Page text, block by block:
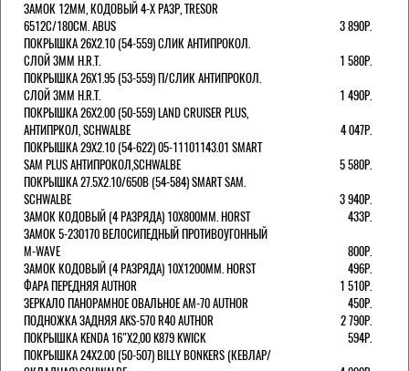
ЗАМОК 12ММ, КОДОВЫЙ 4-Х РАЗР, TRESOR
6512C/180СМ. ABUS
3 890Р.
ПОКРЫШКА 26X2.10 (54-559) СЛИК АНТИПРОКОЛ.
СЛОЙ 3ММ H.R.T.
1 580Р.
ПОКРЫШКА 26X1.95 (53-559) П/СЛИК АНТИПРОКОЛ.
СЛОЙ 3ММ H.R.T.
1 490Р.
ПОКРЫШКА 26X2.00 (50-559) LAND CRUISER PLUS,
АНТИПРКОЛ, SCHWALBE
4 047Р.
ПОКРЫШКА 29X2.10 (54-622) 05-11101143.01 SMART
SAM PLUS АНТИПРОКОЛ,SCHWALBE
5 580Р.
ПОКРЫШКА 27.5X2.10/650B (54-584) SMART SAM.
SCHWALBE
3 940Р.
ЗАМОК КОДОВЫЙ (4 РАЗРЯДА) 10Х800ММ. HORST
433Р.
ЗАМОК 5-230170 ВЕЛОСИПЕДНЫЙ ПРОТИВОУГОННЫЙ
M-WAVE
800Р.
ЗАМОК КОДОВЫЙ (4 РАЗРЯДА) 10Х1200ММ. HORST
496Р.
ФАРА ПЕРЕДНЯЯ AUTHOR
1 510Р.
ЗЕРКАЛО ПАНОРАМНОЕ ОВАЛЬНОЕ AM-70 AUTHOR
450Р.
ПОДНОЖКА ЗАДНЯЯ AKS-570 R40 AUTHOR
2 790Р.
ПОКРЫШКА KENDA 16"Х2,00 K879 KWICK
594Р.
ПОКРЫШКА 24X2.00 (50-507) BILLY BONKERS (КЕВЛАР/